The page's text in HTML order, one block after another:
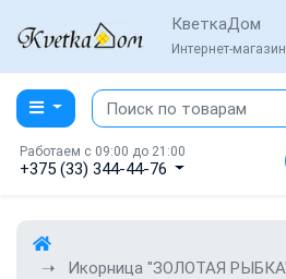
КветкаДом
Интернет-
Работаем с 09:00 до 21:00
+375 (33) 344-44-76
Икорница "ЗОЛОТАЯ